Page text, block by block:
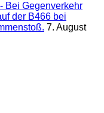
Bei Gegenverkehr
der B466 bei
7. August